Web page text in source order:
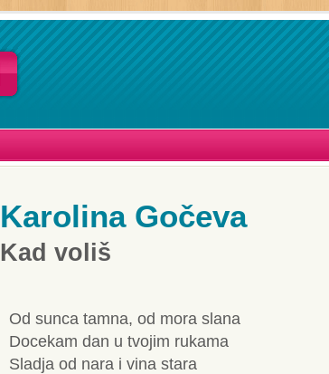
Karolina Gočeva
Kad voliš
Od sunca tamna, od mora slana
Docekam dan u tvojim rukama
Sladja od nara i vina stara